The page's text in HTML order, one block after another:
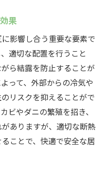
果
影響し合う重要な要素で
適切な配置を行うこと
ら結露を防止することが
って、外部からの冷気や
リスクを抑えることがで
ビやダニの繁殖を招き、
ありますが、適切な断熱
ことで、快適で安全な居